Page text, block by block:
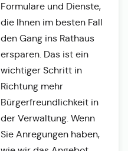
Formulare und Dienste,
die Ihnen im besten Fall
den Gang ins Rathaus
ersparen. Das ist ein
wichtiger Schritt in
Richtung mehr
Bürgerfreundlichkeit in
der Verwaltung. Wenn
Sie Anregungen haben,